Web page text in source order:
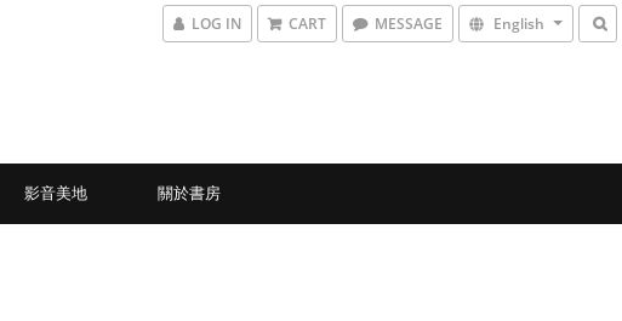
LOG IN CART MESSAGE English
影音美地 關於書房